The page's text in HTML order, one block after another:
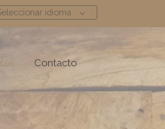
idioma
Contacto